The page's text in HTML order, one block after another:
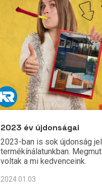
2023 év újdonságai
2023-ban is sok újdonság
termékínálatunkban.
voltak a mi kedvenceink.
2024.01.03